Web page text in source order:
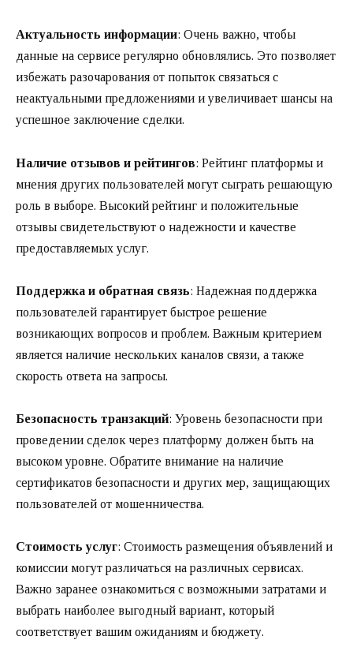
Актуальность информации: Очень важно, чтобы
данные на сервисе регулярно обновлялись. Это позволяет
избежать разочарования от попыток связаться с
неактуальными предложениями и увеличивает шансы на
успешное заключение сделки.
Наличие отзывов и рейтингов: Рейтинг платформы и
мнения других пользователей могут сыграть решающую
роль в выборе. Высокий рейтинг и положительные
отзывы свидетельствуют о надежности и качестве
предоставляемых услуг.
Поддержка и обратная связь: Надежная поддержка
пользователей гарантирует быстрое решение
возникающих вопросов и проблем. Важным критерием
является наличие нескольких каналов связи, а также
скорость ответа на запросы.
Безопасность транзакций: Уровень безопасности при
проведении сделок через платформу должен быть на
высоком уровне. Обратите внимание на наличие
сертификатов безопасности и других мер, защищающих
пользователей от мошенничества.
Стоимость услуг: Стоимость размещения объявлений и
комиссии могут различаться на различных сервисах.
Важно заранее ознакомиться с возможными затратами и
выбрать наиболее выгодный вариант, который
соответствует вашим ожиданиям и бюджету.